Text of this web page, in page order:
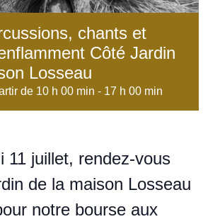
chants et
Côté Jardin
Losseau
de 10 h 00 min - 17 h 00 min
11 juillet, rendez-vous
de la maison Losseau
notre bourse aux